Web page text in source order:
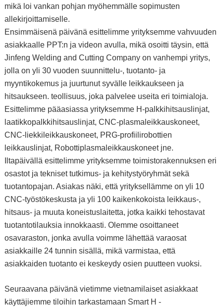
mikä loi vankan pohjan myöhemmälle sopimusten
allekirjoittamiselle.
Ensimmäisenä päivänä esittelimme yrityksemme vahvuuden
asiakkaalle PPT:n ja videon avulla, mikä osoitti täysin, että
Jinfeng Welding and Cutting Company on vanhempi yritys,
jolla on yli 30 vuoden suunnittelu-, tuotanto- ja
myyntikokemus ja juurtunut syvälle leikkaukseen ja
hitsaukseen. teollisuus, joka palvelee useita eri toimialoja.
Esittelimme pääasiassa yrityksemme H-palkkihitsauslinjat,
laatikkopalkkihitsauslinjat, CNC-plasmaleikkauskoneet,
CNC-liekkileikkauskoneet, PRG-profiilirobottien
leikkauslinjat, Robottiplasmaleikkauskoneet jne.
Iltapäivällä esittelimme yrityksemme toimistorakennuksen eri
osastot ja tekniset tutkimus- ja kehitystyöryhmät sekä
tuotantopajan. Asiakas näki, että yrityksellämme on yli 10
CNC-työstökeskusta ja yli 100 kaikenkokoista leikkaus-,
hitsaus- ja muuta koneistuslaitetta, jotka kaikki tehostavat
tuotantotilauksia innokkaasti. Olemme osoittaneet
osavaraston, jonka avulla voimme lähettää varaosat
asiakkaille 24 tunnin sisällä, mikä varmistaa, että
asiakkaiden tuotanto ei keskeydy osien puutteen vuoksi.
Seuraavana päivänä vietimme vietnamilaiset asiakkaat
käyttäjiemme tiloihin tarkastamaan Smart H -